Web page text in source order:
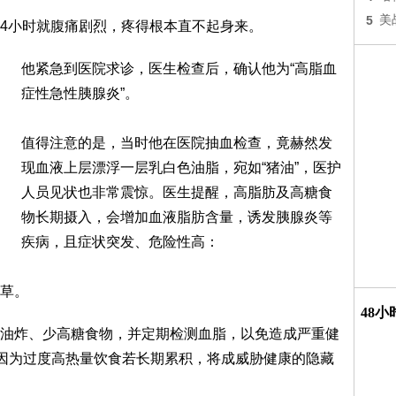
时就腹痛剧烈，疼得根本直不起身来。
他紧急到医院求诊，医生检查后，确认他为“高脂血
症性急性胰腺炎”。
值得注意的是，当时他在医院抽血检查，竟赫然发
现血液上层漂浮一层乳白色油脂，宛如“猪油”，医护
人员见状也非常震惊。医生提醒，高脂肪及高糖食
物长期摄入，会增加血液脂肪含量，诱发胰腺炎等
疾病，且症状突发、危险性高：
。
炸、少高糖食物，并定期检测血脂，以免造成严重健
为过度高热量饮食若长期累积，将成威胁健康的隐藏
5 美
48小